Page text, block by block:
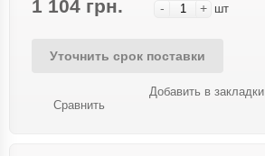
1 104 грн. - + шт
Уточнить срок поставки
Сравнить
Добавить в закладки